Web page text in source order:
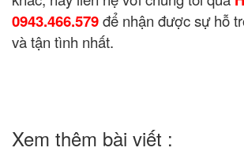
0943.466.579để nhận được sự hỗ
và tận tình nhất.
Xem thêm bài viết :